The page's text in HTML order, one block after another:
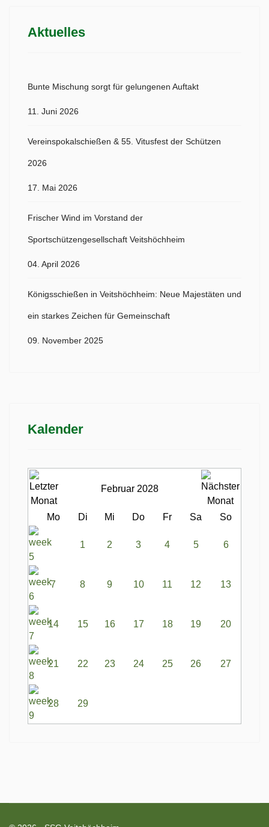
Aktuelles
Bunte Mischung sorgt für gelungenen Auftakt
11. Juni 2026
Vereinspokalschießen & 55. Vitusfest der Schützen
2026
17. Mai 2026
Frischer Wind im Vorstand der
Sportschützengesellschaft Veitshöchheim
04. April 2026
Königsschießen in Veitshöchheim: Neue Majestäten und
ein starkes Zeichen für Gemeinschaft
09. November 2025
Kalender
Februar 2028
Mo Di Mi Do Fr Sa So
1 2 3 4 5 6
7 8 9 10 11 12 13
14 15 16 17 18 19 20
21 22 23 24 25 26 27
28 29